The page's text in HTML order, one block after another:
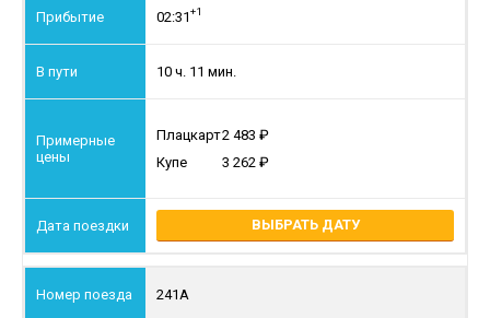
02:31+1
10 ч. 11 мин.
Плацкарт2 483
Купе
3 262
ВЫБРАТЬ ДАТУ
241А